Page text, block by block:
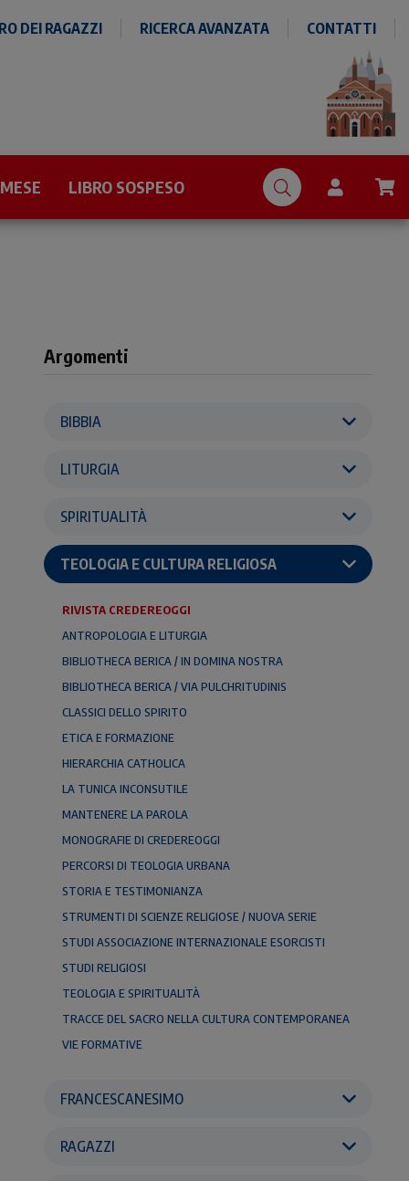
DEI RAGAZZI RICERCA AVANZATA CONTATTI
LIBRO SOSPESO
Argomenti
BIBBIA
LITURGIA
SPIRITUALITÀ
TEOLOGIA E CULTURA RELIGIOSA
RIVISTA CREDEREOGGI
ANTROPOLOGIA E LITURGIA
BIBLIOTHECA BERICA / IN DOMINA NOSTRA
BIBLIOTHECA BERICA / VIA PULCHRITUDINIS
CLASSICI DELLO SPIRITO
ETICA E FORMAZIONE
HIERARCHIA CATHOLICA
LA TUNICA INCONSUTILE
MANTENERE LA PAROLA
MONOGRAFIE DI CREDEREOGGI
PERCORSI DI TEOLOGIA URBANA
STORIA E TESTIMONIANZA
STRUMENTI DI SCIENZE RELIGIOSE / NUOVA SERIE
STUDI ASSOCIAZIONE INTERNAZIONALE ESORCISTI
STUDI RELIGIOSI
TEOLOGIA E SPIRITUALITÀ
TRACCE DEL SACRO NELLA CULTURA CONTEMPORANEA
VIE FORMATIVE
FRANCESCANESIMO
RAGAZZI